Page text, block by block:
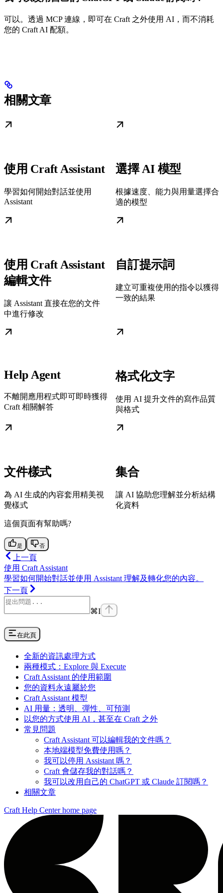
可以。透過 MCP 連線，即可在 Craft 之外使用 AI，而不消耗
您的 Craft AI 配額。
相關文章
使用 Craft Assistant
學習如何開始對話並使用
Assistant
選擇 AI 模型
根據速度、能力與用量選擇合
適的模型
使用 Craft Assistant
編輯文件
讓 Assistant 直接在您的文件
中進行修改
自訂提示詞
建立可重複使用的指令以獲得
一致的結果
Help Agent
不離開應用程式即可即時獲得
Craft 相關解答
格式化文字
使用 AI 提升文件的寫作品質
與格式
文件樣式
為 AI 生成的內容套用精美視
覺樣式
集合
讓 AI 協助您理解並分析結構
化資料
這個頁面有幫助嗎?
是 否
上一頁
使用 Craft Assistant
學習如何開始對話並使用 Assistant 理解及轉化您的內容。
下一頁
⌘I
在此頁
全新的資訊處理方式
兩種模式：Explore 與 Execute
Craft Assistant 的使用範圍
您的資料永遠屬於您
Craft Assistant 模型
AI 用量：透明、彈性、可預測
以您的方式使用 AI，甚至在 Craft 之外
常見問題
Craft Assistant 可以編輯我的文件嗎？
本地端模型免費使用嗎？
我可以停用 Assistant 嗎？
Craft 會儲存我的對話嗎？
我可以改用自己的 ChatGPT 或 Claude 訂閱嗎？
相關文章
Craft Help Centerhome page